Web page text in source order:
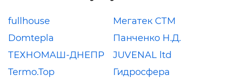
fullhouse
Мегатек СТМ
Domtepla
Панченко Н.Д.
ТЕХНОМАШ-ДНЕПР
JUVENAL ltd
Termo.Top
Гидросфера